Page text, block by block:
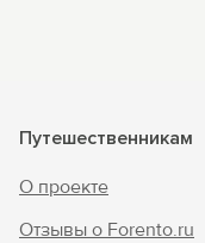
Путешественникам
О проекте
Отзывы о Forento.ru